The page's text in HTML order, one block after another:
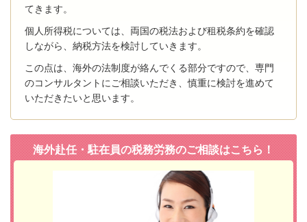
てきます。
個人所得税については、両国の税法および租税条約を確認
しながら、納税方法を検討していきます。
この点は、海外の法制度が絡んでくる部分ですので、専門
のコンサルタントにご相談いただき、慎重に検討を進めて
いただきたいと思います。
海外赴任・駐在員の税務労務のご相談はこちら！